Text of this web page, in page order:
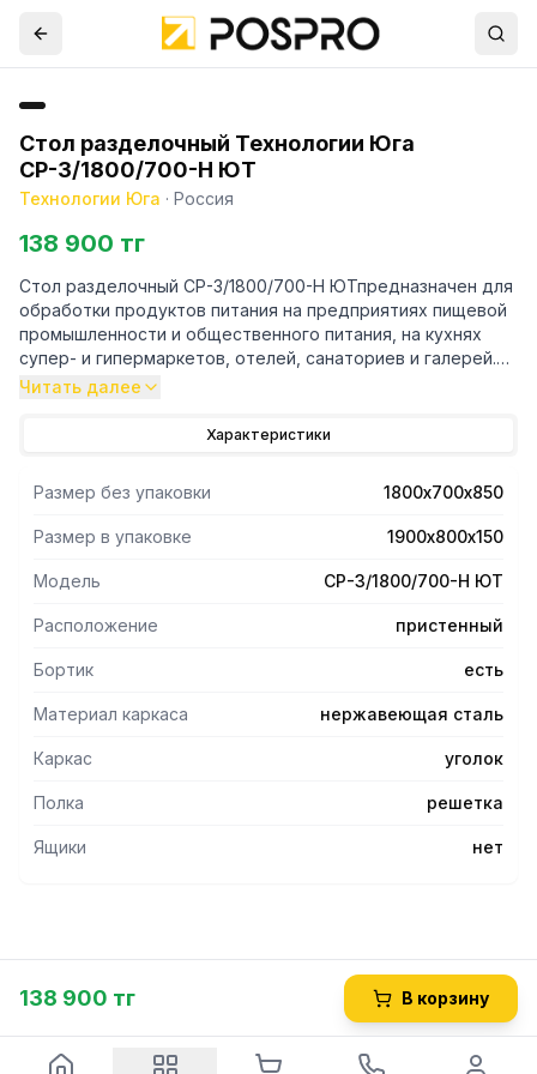
Стол разделочный Технологии Юга
СР-3/1800/700-Н ЮТ
Технологии Юга · Россия
138 900 тг
Стол разделочный СР-3/1800/700-Н ЮТпредназначен для
обработки продуктов питания на предприятиях пищевой
промышленности и общественного питания, на кухнях
супер- и гипермаркетов, отелей, санаториев и галерей.
- У стола есть полка в виде решетки иножки-уголок.
стол полностью выполнен из нержавеющей стали.
- Стол имеет ножки, регулируемые по высоте.
Читать далее
Характеристики
Размер без упаковки 1800х700х850
Размер в упаковке 1900х800х150
Модель СР-3/1800/700-Н ЮТ
Расположение пристенный
Бортик есть
Материал каркаса нержавеющая сталь
Каркас уголок
Полка решетка
Ящики нет
138 900 тг В корзину